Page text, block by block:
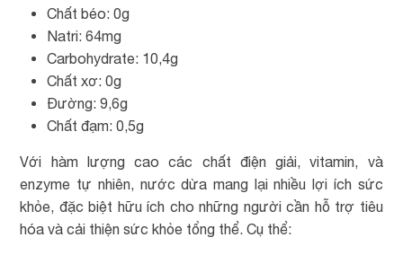
Chất béo: 0g
Natri: 64mg
Carbohydrate: 10,4g
Chất xơ: 0g
Đường: 9,6g
Chất đạm: 0,5g
Với hàm lượng cao các chất điện giải, vitamin, và
enzyme tự nhiên, nước dừa mang lại nhiều lợi ích sức
khỏe, đặc biệt hữu ích cho những người cần hỗ trợ tiêu
hóa và cải thiện sức khỏe tổng thể. Cụ thể: